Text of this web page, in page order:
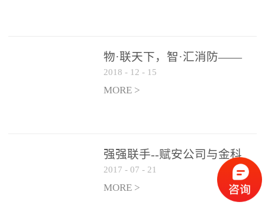
响，基至还会造成人员伤
亡。图像型火灾探测器正
现火焰的跟踪和识别。能
更早的进行预警，达到早
报早防的效果。 系统构
物·联天下，智·汇消防——
赋安F&S 2018上海消防展圆
满落幕
2018 - 12 - 15
MORE >
强强联手--赋安公司与金科
集团达成战略合作协议
2017 - 07 - 21
MORE >